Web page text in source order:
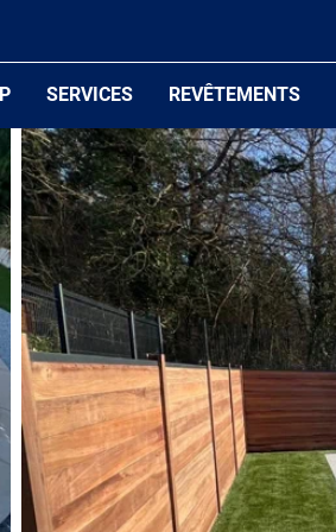
SERVICES REVÊTEMENTS